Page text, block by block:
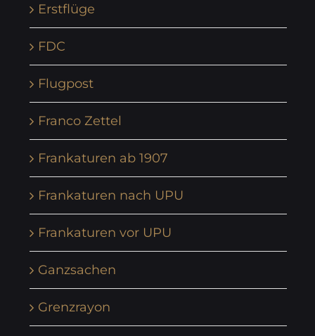
Erstflüge
FDC
Flugpost
Franco Zettel
Frankaturen ab 1907
Frankaturen nach UPU
Frankaturen vor UPU
Ganzsachen
Grenzrayon